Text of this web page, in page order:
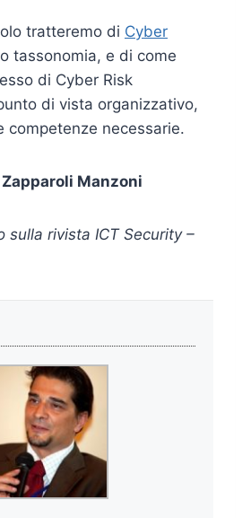
tratteremo di Cyber
tassonomia, e di come
di Cyber Risk
di vista organizzativo,
competenze necessarie.
Manzoni
sulla rivista ICT Security –